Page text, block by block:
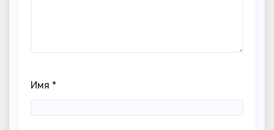
Имя *